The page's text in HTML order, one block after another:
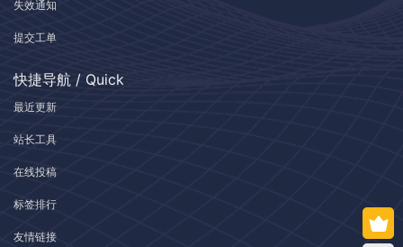
失效通知
提交工单
快捷导航 / Quick
最近更新
站长工具
在线投稿
标签排行
友情链接